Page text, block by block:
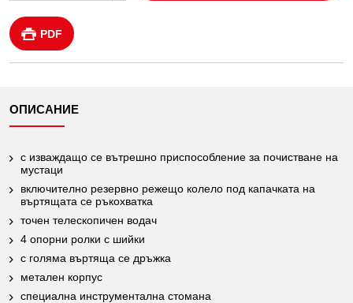
PDF
ОПИСАНИЕ
с изваждащо се вътрешно приспособление за почистване на
мустаци
включително резервно режещо колело под капачката на
въртящата се ръкохватка
точен телескопичен водач
4 опорни ролки с шийки
с голяма въртяща се дръжка
метален корпус
специална инструментална стомана